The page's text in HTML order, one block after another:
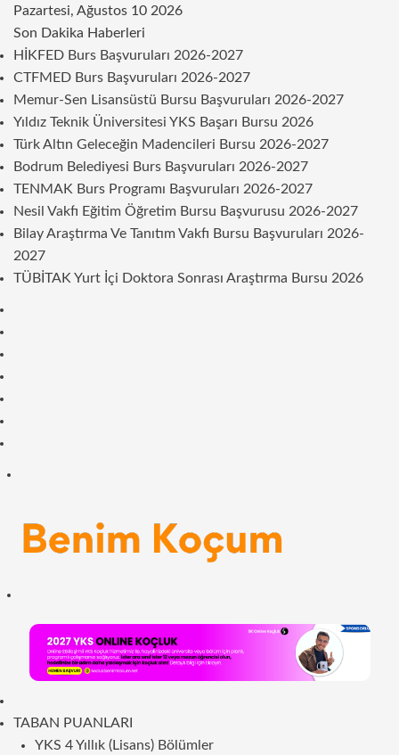
Pazartesi, Ağustos 10 2026
Son Dakika Haberleri
HİKFED Burs Başvuruları 2026-2027
CTFMED Burs Başvuruları 2026-2027
Memur-Sen Lisansüstü Bursu Başvuruları 2026-2027
Yıldız Teknik Üniversitesi YKS Başarı Bursu 2026
Türk Altın Geleceğin Madencileri Bursu 2026-2027
Bodrum Belediyesi Burs Başvuruları 2026-2027
TENMAK Burs Programı Başvuruları 2026-2027
Nesil Vakfı Eğitim Öğretim Bursu Başvurusu 2026-2027
Bilay Araştırma Ve Tanıtım Vakfı Bursu Başvuruları 2026-
2027
TÜBİTAK Yurt İçi Doktora Sonrası Araştırma Bursu 2026
TABAN PUANLARI
YKS 4 Yıllık (Lisans) Bölümler